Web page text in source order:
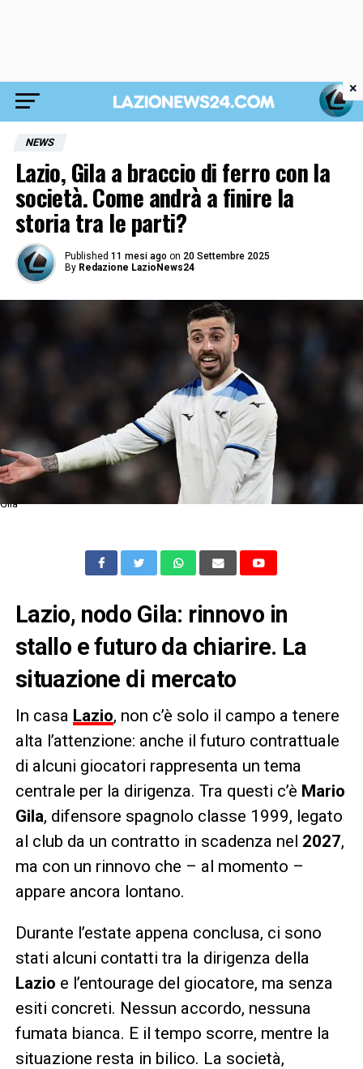
NEWS
Lazio, Gila a braccio di ferro con la
società. Come andrà a finire la
storia tra le parti?
Published 11 mesi ago on 20 Settembre 2025
By Redazione LazioNews24
Gila
Lazio, nodo Gila: rinnovo in
stallo e futuro da chiarire. La
situazione di mercato
In casa Lazio, non c’è solo il campo a tenere
alta l’attenzione: anche il futuro contrattuale
di alcuni giocatori rappresenta un tema
centrale per la dirigenza. Tra questi c’è Mario
Gila, difensore spagnolo classe 1999, legato
al club da un contratto in scadenza nel 2027,
ma con un rinnovo che – al momento –
appare ancora lontano.
Durante l’estate appena conclusa, ci sono
stati alcuni contatti tra la dirigenza della
Lazio e l’entourage del giocatore, ma senza
esiti concreti. Nessun accordo, nessuna
fumata bianca. E il tempo scorre, mentre la
situazione resta in bilico. La società,
×